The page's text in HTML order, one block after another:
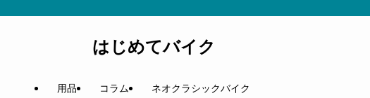
はじめてバイク
用品 コラム ネオクラシックバイク